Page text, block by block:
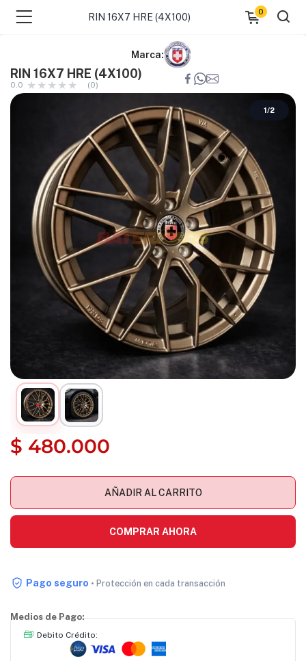
RIN 16X7 HRE (4X100)
0
Marca:
RIN 16X7 HRE (4X100)
0.0 (0)
1/2
$ 480.000
AÑADIR AL CARRITO
COMPRAR AHORA
Pago seguro • Protección en cada transacción
Medios de Pago:
Debito Crédito: